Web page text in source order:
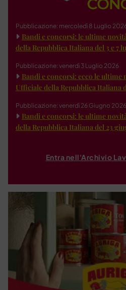
Pubblicazione: mercoledì 8 Luglio
Bandi e concorsi: le ultime
della Repubblica Italiana del 3 e 7
Pubblicazione: venerdì 3 Luglio 2026
Bandi e concorsi: ecco le ultime
Ufficiale della Repubblica Italiana
Pubblicazione: venerdì 26 Giugno 2026
Bandi e concorsi: le ultime
della Repubblica Italiana del 23
Entra nell'Archivio